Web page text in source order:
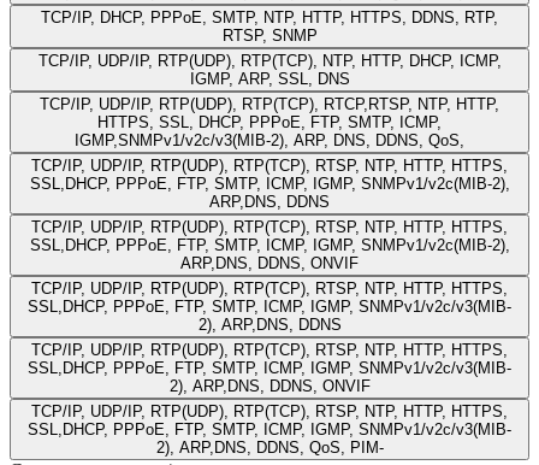
TCP/IP, DHCP, PPPoE, SMTP, NTP, HTTP, HTTPS, DDNS, RTP,
RTSP, SNMP
TCP/IP, UDP/IP, RTP(UDP), RTP(TCP), NTP, HTTP, DHCP, ICMP,
IGMP, ARP, SSL, DNS
TCP/IP, UDP/IP, RTP(UDP), RTP(TCP), RTCP,RTSP, NTP, HTTP,
HTTPS, SSL, DHCP, PPPoE, FTP, SMTP, ICMP,
IGMP,SNMPv1/v2c/v3(MIB-2), ARP, DNS, DDNS, QoS,
TCP/IP, UDP/IP, RTP(UDP), RTP(TCP), RTSP, NTP, HTTP, HTTPS,
SSL,DHCP, PPPoE, FTP, SMTP, ICMP, IGMP, SNMPv1/v2c(MIB-2),
ARP,DNS, DDNS
TCP/IP, UDP/IP, RTP(UDP), RTP(TCP), RTSP, NTP, HTTP, HTTPS,
SSL,DHCP, PPPoE, FTP, SMTP, ICMP, IGMP, SNMPv1/v2c(MIB-2),
ARP,DNS, DDNS, ONVIF
TCP/IP, UDP/IP, RTP(UDP), RTP(TCP), RTSP, NTP, HTTP, HTTPS,
SSL,DHCP, PPPoE, FTP, SMTP, ICMP, IGMP, SNMPv1/v2c/v3(MIB-
2), ARP,DNS, DDNS
TCP/IP, UDP/IP, RTP(UDP), RTP(TCP), RTSP, NTP, HTTP, HTTPS,
SSL,DHCP, PPPoE, FTP, SMTP, ICMP, IGMP, SNMPv1/v2c/v3(MIB-
2), ARP,DNS, DDNS, ONVIF
TCP/IP, UDP/IP, RTP(UDP), RTP(TCP), RTSP, NTP, HTTP, HTTPS,
SSL,DHCP, PPPoE, FTP, SMTP, ICMP, IGMP, SNMPv1/v2c/v3(MIB-
2), ARP,DNS, DDNS, QoS, PIM-